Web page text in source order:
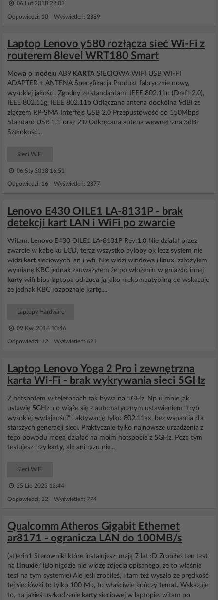
06 Lut 2018 22:03
Odpowiedzi: 10 Wyświetleń: 2889
Laptop Lenovo y580 rozłącza sieć Wi-Fi z
routerem 8level WRT180 Smart
Mowa o modelu AB9 KARTA SIECIOWA WIFI USB WI-FI
ADAPTER + ANTENA Specyfikacja Produkt fabrycznie nowy,
wysokiej jakości. Zgodny ze standardami IEEE 802.11n (Draft 2.0),
IEEE 802.11g, IEEE 802.11b Odłączana antena dookólna 9dBi ze
złączem RP-SMA Interfejs USB 2.0 Przepustowość do 150Mbps
Standard USB 1.1 oraz 2.0 Odkręcana antena wewnętrzna 3dBi
Szerokość...
Sieci WiFi
06 Sty 2018 16:51
Odpowiedzi: 16 Wyświetleń: 2877
Lenovo E430 OILE1 LA-8131P - brak
detekcji kart LAN i WiFi po zwarcie
Witam. Lenovo E430 OILE1 LA-8131P Rev:1.0 Nie działał przez
zwarcie w kabelku LCD, teraz wszystko byłoby ok lecz system nie
widzi kart sieciowych lan i wfi. Nie widzi windows i linux, założyłem
wymianę KBC jednak zauważyłem że po włożeniu w gniazdo innej
karty wifi bios laptopa odrzuca ją jako niekompatybilną co wskazuje
że jednak KBC rozpoznaje kartę....
Laptopy Hardware
09 Kwi 2018 10:46
Odpowiedzi: 12 Wyświetleń: 621
Laptop Lenovo Yoga 2 Pro i zewnętrzna
karta Wi-Fi - brak wykrywania sieci 5GHz
Z hotspotem w telefonach tak bywa na 5GHz. Np u mnie jak
ustawię 5GHz, co wiąże się z automatycznym ustawieniem "tryb
wysokiej wydajności" i aktywację tylko 802.11ax, bez wsparcia dla
starszych generacji sieci. Praktycznie tylko najnowsze urzadzenia z
tego powodu mogą działać na moim hotspocie z 5GHz. Poza tym
testujesz trzy karty, ale ani razu nie...
Sieci WiFi
25 Lip 2023 13:44
Odpowiedzi: 12 Wyświetleń: 774
Qualcomm Atheros Gigabit Ethernet
ar8171 - ogranicza LAN do 100MB/s
(at)erin1 Sterowniki które instalujesz, mają 7 lat :D Zrobiłeś ten test
na Linuxie? (Bo nigdzie nie widzę zdjęcia opisanego, że to właśnie
test na tym systemie) Ale jeśli zrobiłeś, i tam też wyszło że prędkość
tej sieciówki to tylko 100 Mb, to właściwie kończy temat. Wskazuje
to, na jakieś uszkodzenie karty sieciowej w laptopie. witam po